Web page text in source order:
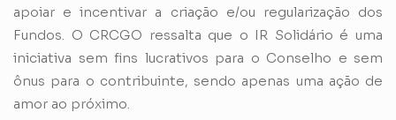
apoiar e incentivar a criação e/ou regularização dos
Fundos. O CRCGO ressalta que o IR Solidário é uma
iniciativa sem fins lucrativos para o Conselho e sem
ônus para o contribuinte, sendo apenas uma ação de
amor ao próximo.